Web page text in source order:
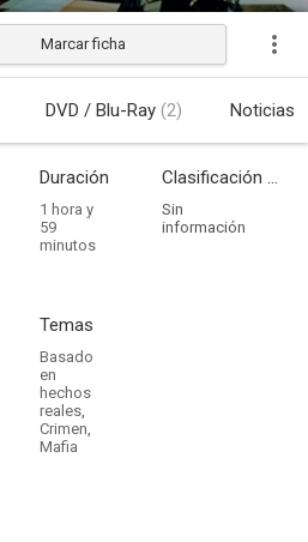
Marcar ficha
DVD / Blu-Ray (2) Noticias
Duración
1 hora y
59
minutos
Clasificación por edades
Sin
información
Temas
Basado
en
hechos
reales,
Crimen,
Mafia